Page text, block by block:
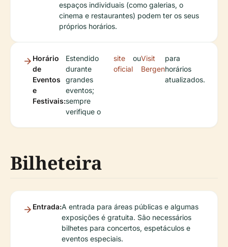
espaços individuais (como galerias, o
cinema e restaurantes) podem ter os seus
próprios horários.
Horário
de
Eventos
e
Festivais:
Estendido
durante
grandes
eventos;
sempre
verifique o
site
oficial
ouVisit
Bergen
para
horários
atualizados.
Bilheteira
Entrada:A entrada para áreas públicas e algumas
exposições é gratuita. São necessários
bilhetes para concertos, espetáculos e
eventos especiais.